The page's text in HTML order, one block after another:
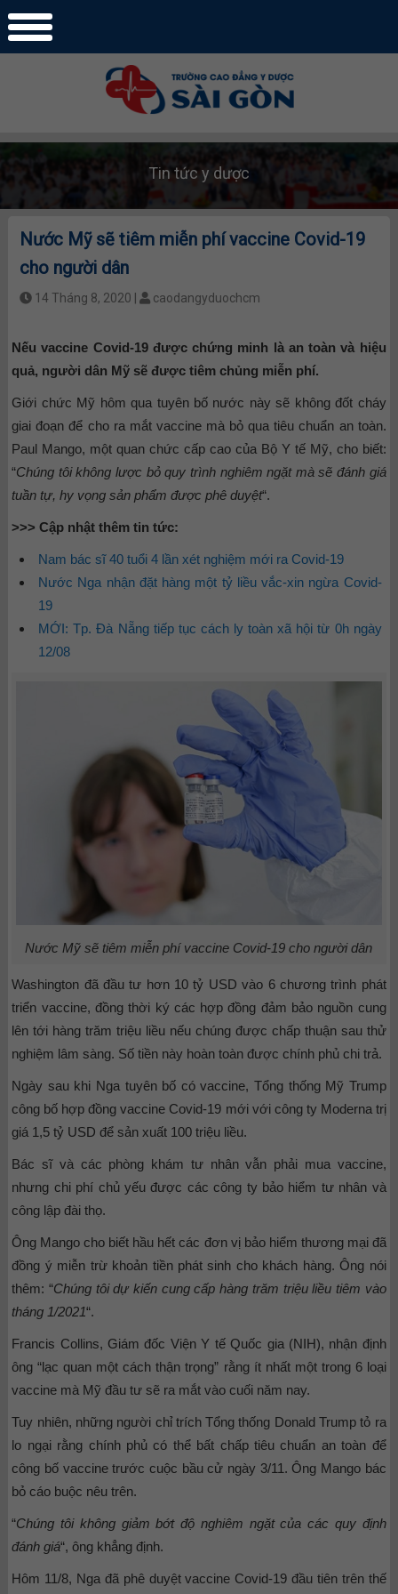
Tin tức y dược
Nước Mỹ sẽ tiêm miễn phí vaccine Covid-19
cho người dân
14 Tháng 8, 2020 | caodangyduochcm
Nếu vaccine Covid-19 được chứng minh là an toàn và hiệu
quả, người dân Mỹ sẽ được tiêm chủng miễn phí.
Giới chức Mỹ hôm qua tuyên bố nước này sẽ không đốt cháy
giai đoạn để cho ra mắt vaccine mà bỏ qua tiêu chuẩn an toàn.
Paul Mango, một quan chức cấp cao của Bộ Y tế Mỹ, cho biết:
“Chúng tôi không lược bỏ quy trình nghiêm ngặt mà sẽ đánh giá
tuần tự, hy vọng sản phẩm được phê duyệt“.
>>> Cập nhật thêm tin tức:
Nam bác sĩ 40 tuổi 4 lần xét nghiệm mới ra Covid-19
Nước Nga nhận đặt hàng một tỷ liều vắc-xin ngừa Covid-
19
MỚI: Tp. Đà Nẵng tiếp tục cách ly toàn xã hội từ 0h ngày
12/08
Nước Mỹ sẽ tiêm miễn phí vaccine Covid-19 cho người dân
Washington đã đầu tư hơn 10 tỷ USD vào 6 chương trình phát
triển vaccine, đồng thời ký các hợp đồng đảm bảo nguồn cung
lên tới hàng trăm triệu liều nếu chúng được chấp thuận sau thử
nghiệm lâm sàng. Số tiền này hoàn toàn được chính phủ chi trả.
Ngày sau khi Nga tuyên bố có vaccine, Tổng thống Mỹ Trump
công bố hợp đồng vaccine Covid-19 mới với công ty Moderna trị
giá 1,5 tỷ USD để sản xuất 100 triệu liều.
Bác sĩ và các phòng khám tư nhân vẫn phải mua vaccine,
nhưng chi phí chủ yếu được các công ty bảo hiểm tư nhân và
công lập đài thọ.
Ông Mango cho biết hầu hết các đơn vị bảo hiểm thương mại đã
đồng ý miễn trừ khoản tiền phát sinh cho khách hàng. Ông nói
thêm: “Chúng tôi dự kiến cung cấp hàng trăm triệu liều tiêm vào
tháng 1/2021“.
Francis Collins, Giám đốc Viện Y tế Quốc gia (NIH), nhận định
ông “lạc quan một cách thận trọng” rằng ít nhất một trong 6 loại
vaccine mà Mỹ đầu tư sẽ ra mắt vào cuối năm nay.
Tuy nhiên, những người chỉ trích Tổng thống Donald Trump tỏ ra
lo ngại rằng chính phủ có thể bất chấp tiêu chuẩn an toàn để
công bố vaccine trước cuộc bầu cử ngày 3/11. Ông Mango bác
bỏ cáo buộc nêu trên.
“Chúng tôi không giảm bớt độ nghiêm ngặt của các quy định
đánh giá“, ông khẳng định.
Hôm 11/8, Nga đã phê duyệt vaccine Covid-19 đầu tiên trên thế